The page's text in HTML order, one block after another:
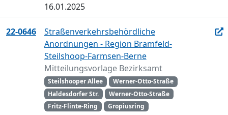
16.01.2025
22-0646
Straßenverkehrsbehördliche
Anordnungen - Region Bramfeld-
Steilshoop-Farmsen-Berne
Mitteilungsvorlage Bezirksamt
Steilshooper Allee
Werner-Otto-Straße
Haldesdorfer Str.
Werner-Otto-Straße
Fritz-Flinte-Ring
Gropiusring